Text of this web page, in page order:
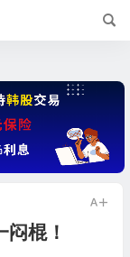
棍！